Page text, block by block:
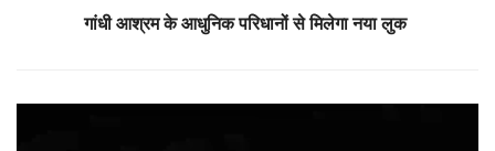
गांधी आश्रम के आधुनिक परिधानों से मिलेगा नया लुक